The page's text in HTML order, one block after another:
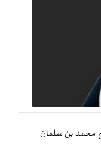
محمد بن سلمان